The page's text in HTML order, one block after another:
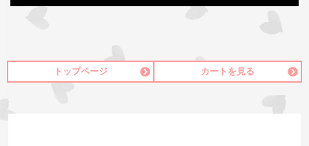
トップページ カートを見る